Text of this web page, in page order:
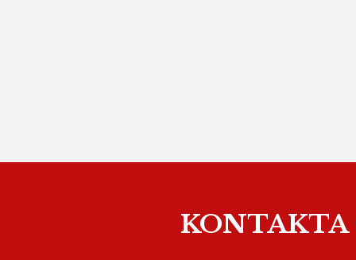
KONTAKTA